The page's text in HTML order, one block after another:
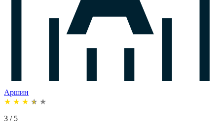
Аршин
★ ★ ★ ★ ★
3 / 5